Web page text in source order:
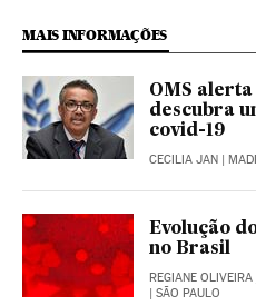
MAIS INFORMAÇÕES
OMS alerta
descubra
covid-19
CECILIA JAN |
Evolução
no Brasil
REGIANE OLIVEIRA
| SÃO PAULO